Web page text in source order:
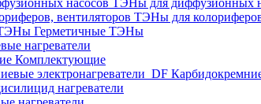
ТЭНы для диффузионных
ТЭНы для
Герметичные ТЭНы
нагреватели
Комплектующие
нагреватели